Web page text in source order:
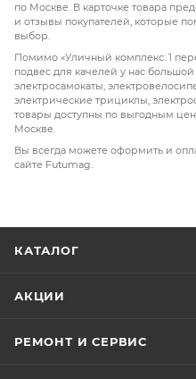
по Москве. В карточке товара
и отзывы покупателей, которые
выбор.
Помимо «Уличный комплекс: 1
подвес для качелей у нас большой
электросамокаты,
электрические трициклы,
товары доступны по выгодным
Москве.
Вы всегда можете оформить и
сайте Futumag.
КАТАЛОГ
АКЦИИ
РЕМОНТ И СЕРВИС